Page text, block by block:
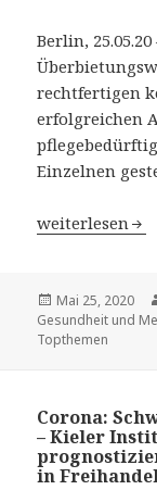
Berlin,
rechtfertigen
erfolgreichen
Einzelnen
Corona:
weiterlesen
Veröffentlicht
am
Mai 25, 2020
Gesundheit und
Topthemen
Corona:
– Kieler
in